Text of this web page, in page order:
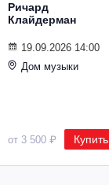
Ричард
Клайдерман
19.09.2026 14:00
Дом музыки
от 3 500 ₽ Купить